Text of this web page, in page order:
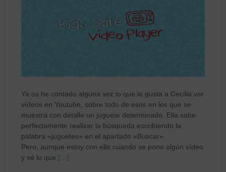
Ya os he contado alguna vez lo que le gusta a Cecilia ver
vídeos en Youtube, sobre todo de esos en los que se
muestra con detalle un juguete determinado. Ella sabe
perfectamente realizar la búsqueda escribiendo la
palabra «juguetes» en el apartado «Buscar».
Pero, aunque estoy con ella cuando se pone algún vídeo
y sé lo que […]